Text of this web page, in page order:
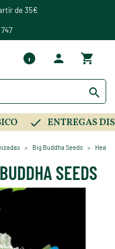
de 35€
ENTREGAS
Big Buddha Seeds Head
SEEDS